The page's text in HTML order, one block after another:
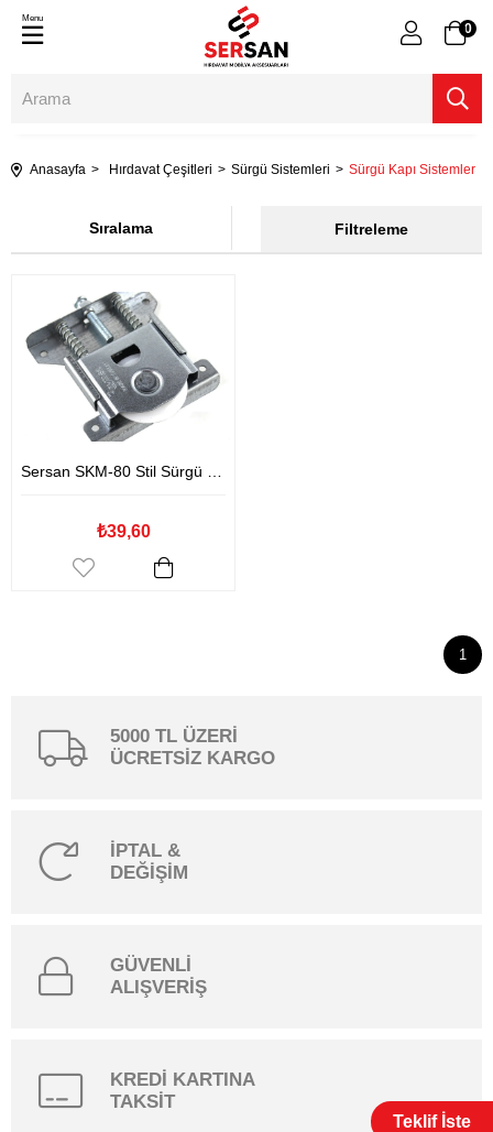
Teklif İste
0
Menu
Anasayfa Hırdavat Çeşitleri Sürgü Sistemleri Sürgü Kapı Sistemler
Filtreleme
Sıralama
Sersan SKM-80 Stil Sürgü Ray Tekeri
₺39,60
1
5000 TL ÜZERİ
ÜCRETSİZ KARGO
İPTAL &
DEĞİŞİM
GÜVENLİ
ALIŞVERİŞ
KREDİ KARTINA
TAKSİT